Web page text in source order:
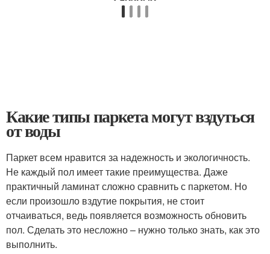
Какие типы паркета могут вздуться
от воды
Паркет всем нравится за надежность и экологичность.
Не каждый пол имеет такие преимущества. Даже
практичный ламинат сложно сравнить с паркетом. Но
если произошло вздутие покрытия, не стоит
отчаиваться, ведь появляется возможность обновить
пол. Сделать это несложно – нужно только знать, как это
выполнить.